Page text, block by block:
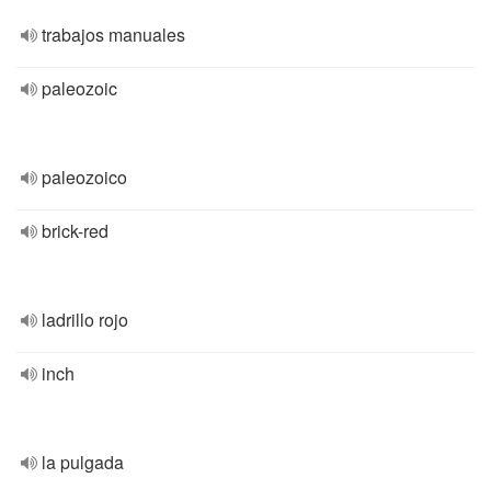
trabajos manuales
paleozoic
paleozoico
brick-red
ladrillo rojo
inch
la pulgada